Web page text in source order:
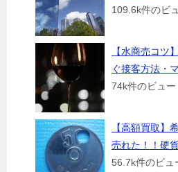
109.6k件のビ
【水商売コツ
ぐ接客方法・
74k件のビュー
【高額買取】
売れた！！硬
56.7k件のビュ